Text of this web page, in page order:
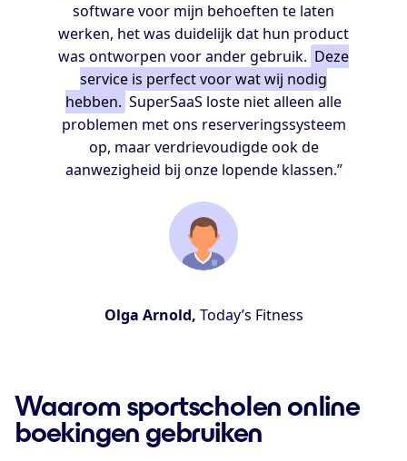
software voor mijn behoeften te laten
werken, het was duidelijk dat hun product
was ontworpen voor ander gebruik. Deze
service is perfect voor wat wij nodig
hebben. SuperSaaS loste niet alleen alle
problemen met ons reserveringssysteem
op, maar verdrievoudigde ook de
aanwezigheid bij onze lopende klassen.”
Olga Arnold, Today’s Fitness
Waarom sportscholen online
boekingen gebruiken